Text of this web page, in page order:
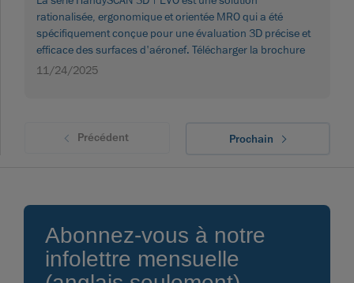
rationalisée, ergonomique et orientée MRO qui a été
spécifiquement conçue pour une évaluation 3D précise et
efficace des surfaces d'aéronef. Télécharger la brochure
11/24/2025
Précédent Prochain